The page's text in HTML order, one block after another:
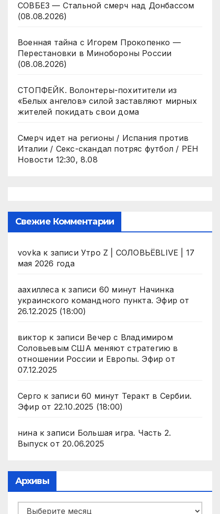
СОВБЕЗ — Стальной смерч над Донбассом
(08.08.2026)
Военная тайна с Игорем Прокопенко —
Перестановки в Минобороны России
(08.08.2026)
СТОПФЕЙК. Волонтеры-похитители из
«Белых ангелов» силой заставляют мирных
жителей покидать свои дома
Смерч идет на регионы / Испания против
Италии / Секс-скандал потряс футбол / РЕН
Новости 12:30, 8.08
Свежие Комментарии
vovka к записи Утро Z | СОЛОВЬЁВLIVE | 17
мая 2026 года
аахиллесак записи 60 минут Начинка
украинского командного пункта. Эфир от
26.12.2025 (18:00)
виктор к записи Вечер с Владимиром
Соловьевым США меняют стратегию в
отношении России и Европы. Эфир от
07.12.2025
Серго к записи 60 минут Теракт в Сербии.
Эфир от 22.10.2025 (18:00)
нинак записи Большая игра. Часть 2.
Выпуск от 20.06.2025
Архивы
Архивы